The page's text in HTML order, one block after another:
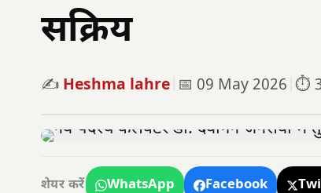
सक्रिय
✍️ Heshma lahre 📅 09 May 2026 ⏱️ 3
शेयर करें WhatsApp Facebook